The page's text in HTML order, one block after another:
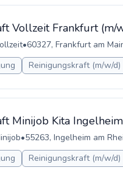
Vollzeit Frankfurt (m/
•60327, Frankfurt am
Reinigungskraft (m/w/d)
Minijob Kita
•55263, Ingelheim am
Reinigungskraft (m/w/d)